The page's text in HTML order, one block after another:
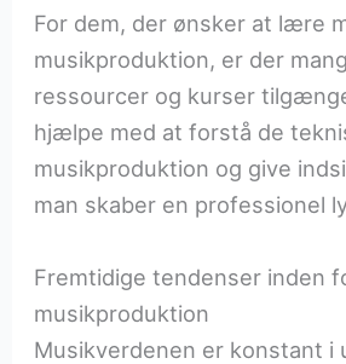
For dem, der ønsker at lære
musikproduktion, er der
ressourcer og kurser
hjælpe med at forstå de
musikproduktion og give
man skaber en professionel
Fremtidige tendenser inden
musikproduktion
Musikverdenen er konstant i